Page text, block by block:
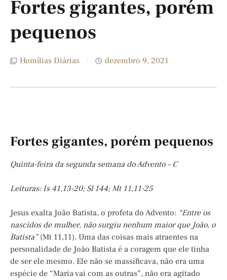
Fortes gigantes, porém
pequenos
Homílias Diárias dezembro 9, 2021
Fortes gigantes, porém pequenos
Quinta-feira da segunda semana do Advento – C
Leituras: Is 41,13-20; Sl 144; Mt 11,11-25
Jesus exalta João Batista, o profeta do Advento: “Entre os
nascidos de mulher, não surgiu nenhum maior que João, o
Batista” (Mt 11,11). Uma das coisas mais atraentes na
personalidade de João Batista é a coragem que ele tinha
de ser ele mesmo. Ele não se massificava, não era uma
espécie de “Maria vai com as outras”, não era agitado